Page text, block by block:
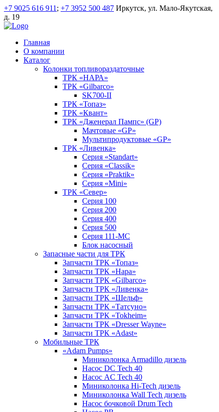
+7 9025 616 911 ; +7 3952 500 487 Иркутск, ул. Мало-Якутская,
д. 19
Главная
О компании
Каталог
Колонки топливораздаточные
ТРК «НАРА»
ТРК «Gilbarco»
SK700-II
ТРК «Топаз»
ТРК «Квант»
ТРК «Дженерал Пампс» (GP)
Мачтовые «GP»
Мультипродуктовые «GP»
ТРК «Ливенка»
Серия «Standart»
Серия «Classik»
Серия «Praktik»
Серия «Mini»
ТРК «Север»
Серия 100
Серия 200
Серия 400
Серия 500
Серия 111-МС
Блок насосный
Запасные части для ТРК
Запчасти ТРК «Топаз»
Запчасти ТРК «Нара»
Запчасти ТРК «Gilbarco»
Запчасти ТРК «Ливенка»
Запчасти ТРК «Шельф»
Запчасти ТРК «Татсуно»
Запчасти ТРК «Tokheim»
Запчасти ТРК «Dresser Wayne»
Запчасти ТРК «Adast»
Мобильные ТРК
«Adam Pumps»
Миниколонка Armadillo дизель
Насос DC Tech 40
Насос AC Tech 40
Миниколонка Hi-Tech дизель
Миниколонка Wall Tech дизель
Насос бочковой Drum Tech